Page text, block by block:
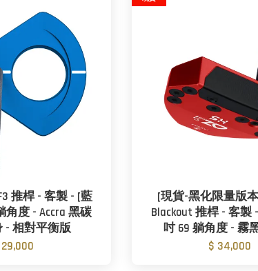
推桿 - 客製 - [藍
角度 - Accra 黑碳
- 相對平衡版
[現貨-黑化限量版本]
Blackout 推桿 - 客製
吋 69 躺角度 - 霧
$ 34,000